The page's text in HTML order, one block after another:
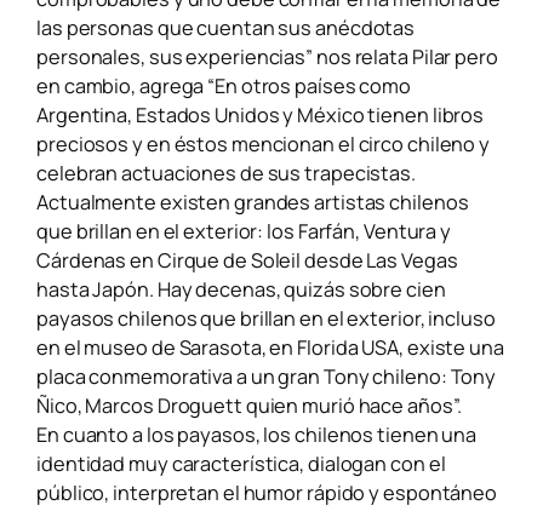
las personas que cuentan sus anécdotas
personales, sus experiencias” nos relata Pilar pero
en cambio, agrega “En otros países como
Argentina, Estados Unidos y México tienen libros
preciosos y en éstos mencionan el circo chileno y
celebran actuaciones de sus trapecistas.
Actualmente existen grandes artistas chilenos
que brillan en el exterior: los Farfán, Ventura y
Cárdenas en Cirque de Soleil desde Las Vegas
hasta Japón. Hay decenas, quizás sobre cien
payasos chilenos que brillan en el exterior, incluso
en el museo de Sarasota, en Florida USA, existe una
placa conmemorativa a un gran Tony chileno: Tony
Ñico, Marcos Droguett quien murió hace años”.
En cuanto a los payasos, los chilenos tienen una
identidad muy característica, dialogan con el
público, interpretan el humor rápido y espontáneo